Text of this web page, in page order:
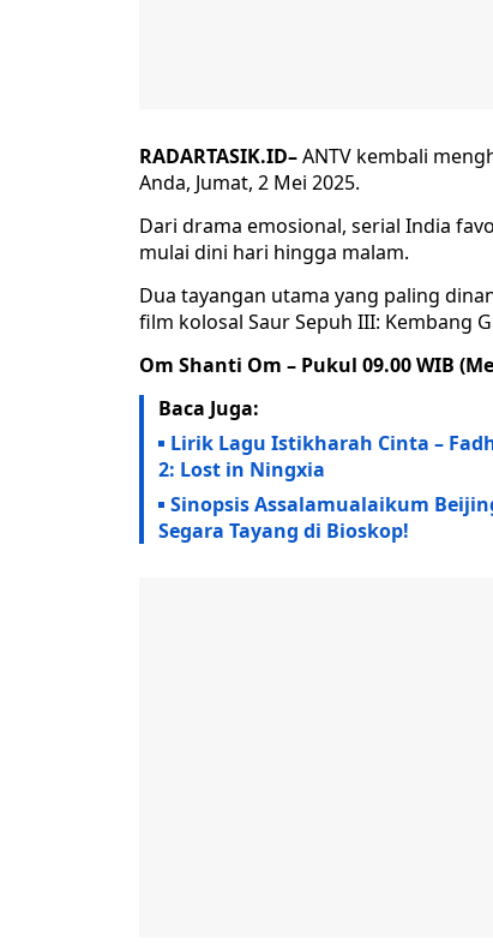
RADARTASIK.ID–ANTV kembali
Anda, Jumat, 2 Mei 2025.
Dari drama emosional, serial India
mulai dini hari hingga malam.
Dua tayangan utama yang paling
film kolosal Saur Sepuh III: Kembang
Om Shanti Om – Pukul 09.00 WIB
Baca Juga:
Lirik Lagu Istikharah Cinta –
2: Lost in Ningxia
Sinopsis Assalamualaikum
Segara Tayang di Bioskop!